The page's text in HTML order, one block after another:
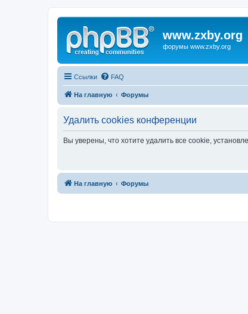
www.zxby.org
форумы www.zxby.org
Ссылки FAQ
На главную Форумы
Удалить cookies конференции
Вы уверены, что хотите удалить все cookie,
На главную Форумы